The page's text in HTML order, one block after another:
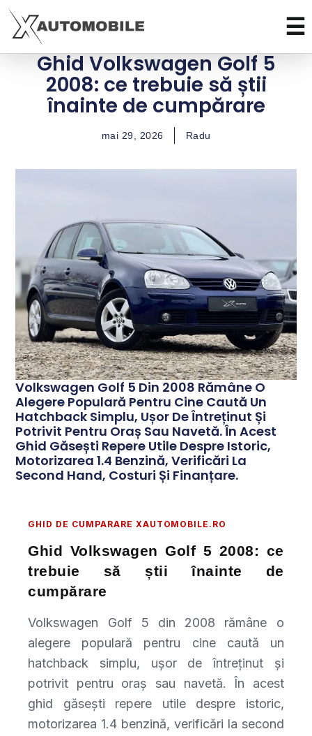
Ghid Volkswagen Golf 5
2008: ce trebuie să știi
înainte de cumpărare
mai 29, 2026 Radu
Volkswagen Golf 5 Din 2008 Rămâne O
Alegere Populară Pentru Cine Caută Un
Hatchback Simplu, Ușor De Întreținut Și
Potrivit Pentru Oraș Sau Navetă. În Acest
Ghid Găsești Repere Utile Despre Istoric,
Motorizarea 1.4 Benzină, Verificări La
Second Hand, Costuri Și Finanțare.
GHID DE CUMPARARE XAUTOMOBILE.RO
Ghid Volkswagen Golf 5 2008: ce
trebuie să știi înainte de
cumpărare
Volkswagen Golf 5 din 2008 rămâne o
alegere populară pentru cine caută un
hatchback simplu, ușor de întreținut și
potrivit pentru oraș sau navetă. În acest
ghid găsești repere utile despre istoric,
motorizarea 1.4 benzină, verificări la second